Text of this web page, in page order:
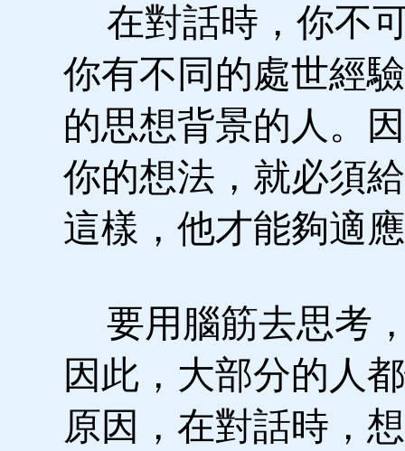
在對話時，你不
你有不同的處世經
的思想背景的人。
你的想法，就必須
這樣，他才能夠適
要用腦筋去思考
因此，大部分的人
原因，在對話時，